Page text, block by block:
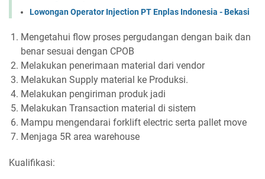
Lowongan Operator Injection PT Enplas Indonesia - Bekasi
Mengetahui flow proses pergudangan dengan baik dan
benar sesuai dengan CPOB
Melakukan penerimaan material dari vendor
Melakukan Supply material ke Produksi.
Melakukan pengiriman produk jadi
Melakukan Transaction material di sistem
Mampu mengendarai forklift electric serta pallet move
Menjaga 5R area warehouse
Kualifikasi: